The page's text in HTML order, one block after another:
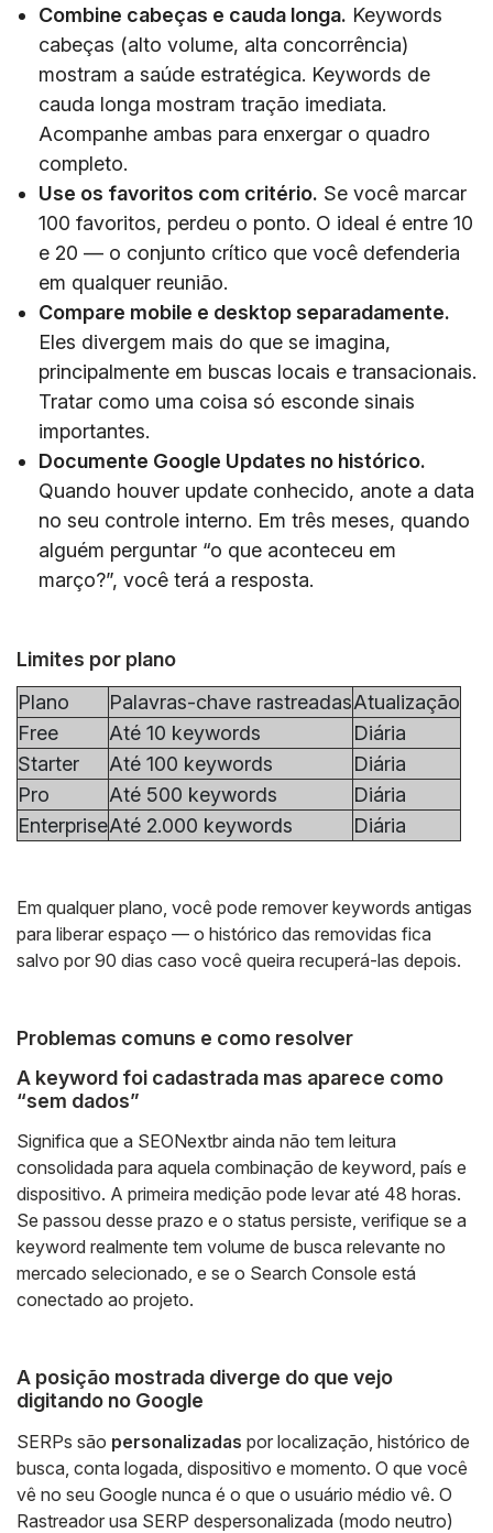
Combine cabeças e cauda longa. Keywords
cabeças (alto volume, alta concorrência)
mostram a saúde estratégica. Keywords de
cauda longa mostram tração imediata.
Acompanhe ambas para enxergar o quadro
completo.
Use os favoritos com critério. Se você marcar
100 favoritos, perdeu o ponto. O ideal é entre 10
e 20 — o conjunto crítico que você defenderia
em qualquer reunião.
Compare mobile e desktop separadamente.
Eles divergem mais do que se imagina,
principalmente em buscas locais e transacionais.
Tratar como uma coisa só esconde sinais
importantes.
Documente Google Updates no histórico.
Quando houver update conhecido, anote a data
no seu controle interno. Em três meses, quando
alguém perguntar “o que aconteceu em
março?”, você terá a resposta.
Limites por plano
Plano
Palavras-chave rastreadasAtualização
Free
Até 10 keywords
Diária
Starter
Até 100 keywords
Diária
Pro
Até 500 keywords
Diária
EnterpriseAté 2.000 keywords Diária
Em qualquer plano, você pode remover keywords antigas
para liberar espaço — o histórico das removidas fica
salvo por 90 dias caso você queira recuperá-las depois.
Problemas comuns e como resolver
A keyword foi cadastrada mas aparece como
“sem dados”
Significa que a SEONextbr ainda não tem leitura
consolidada para aquela combinação de keyword, país e
dispositivo. A primeira medição pode levar até 48 horas.
Se passou desse prazo e o status persiste, verifique se a
keyword realmente tem volume de busca relevante no
mercado selecionado, e se o Search Console está
conectado ao projeto.
A posição mostrada diverge do que vejo
digitando no Google
SERPs são personalizadas por localização, histórico de
busca, conta logada, dispositivo e momento. O que você
vê no seu Google nunca é o que o usuário médio vê. O
Rastreador usa SERP despersonalizada (modo neutro)